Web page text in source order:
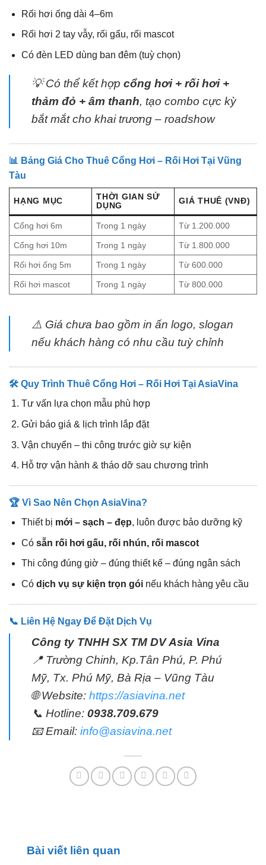
Rối hơi ống dài 4–6m
Rối hơi 2 tay vẫy, rối gấu, rối mascot
Có đèn LED dùng ban đêm (tuỳ chọn)
💡 Có thể kết hợp cổng hơi + rối hơi +
thảm đỏ + âm thanh, tạo combo cực kỳ
bắt mắt cho khai trương – roadshow
📊 Bảng Giá Cho Thuê Cổng Hơi – Rối Hơi Tại Vũng
Tàu
HẠNG MỤC
THỜI GIAN SỬ
DỤNG
GIÁ THUÊ (VNĐ)
Cổng hơi 6m Trong 1 ngày Từ 1.200.000
Cổng hơi 10m Trong 1 ngày Từ 1.800.000
Rối hơi ống 5m Trong 1 ngày Từ 600.000
Rối hơi mascot Trong 1 ngày Từ 800.000
⚠️ Giá chưa bao gồm in ấn logo, slogan
nếu khách hàng có nhu cầu tuỳ chỉnh
🛠 Quy Trình Thuê Cổng Hơi – Rối Hơi Tại AsiaVina
Tư vấn lựa chọn mẫu phù hợp
Gửi báo giá & lịch trình lắp đặt
Vận chuyển – thi công trước giờ sự kiện
Hỗ trợ vận hành & tháo dỡ sau chương trình
🏆 Vì Sao Nên Chọn AsiaVina?
Thiết bị mới – sạch – đẹp, luôn được bảo dưỡng kỹ
Có sẵn rối hơi gấu, rối nhún, rối mascot
Thi công đúng giờ – đúng thiết kế – đúng ngân sách
Có dịch vụ sự kiện trọn góinếu khách hàng yêu cầu
📞 Liên Hệ Ngay Để Đặt Dịch Vụ
Công ty TNHH SX TM DV Asia Vina
📍 Trường Chinh, Kp.Tân Phú, P. Phú
Mỹ, Tx. Phú Mỹ, Bà Rịa – Vũng Tàu
🌐 Website: https://asiavina.net
📞 Hotline: 0938.709.679
📧 Email: info@asiavina.net
Bài viết liên quan